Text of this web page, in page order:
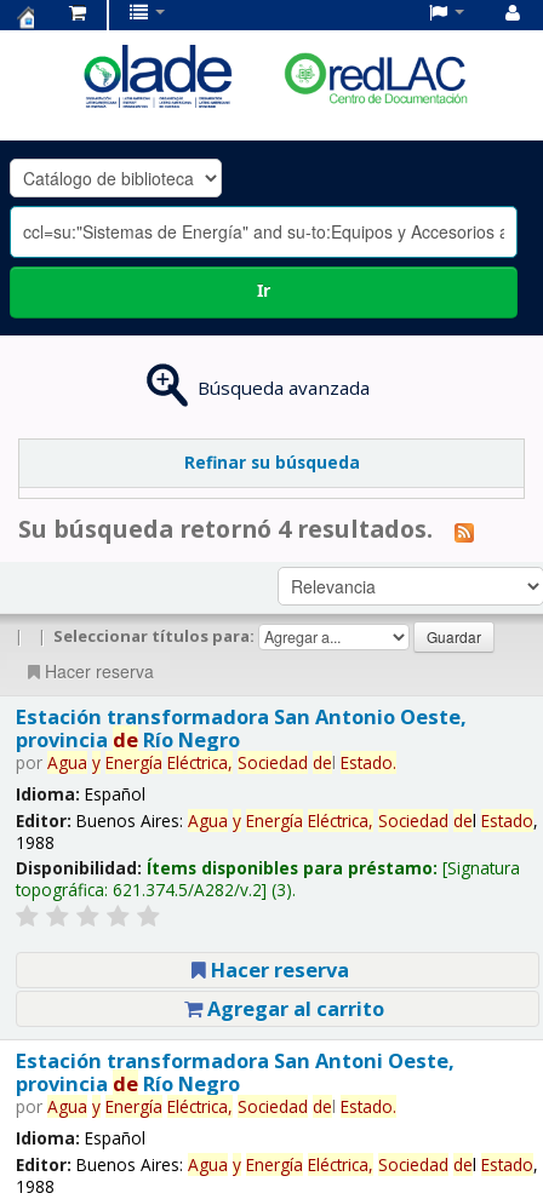
OLADE
-
Ir
Búsqueda avanzada
Refinar su búsqueda
Su búsqueda retornó 4 resultados.
| | Seleccionar títulos para:
Hacer reserva
Estación transformadora San Antonio Oeste,
provincia deRío Negro
por Agua y Energía Eléctrica, Sociedad del Estado.
Idioma: Español
Editor: Buenos Aires: Agua y Energía Eléctrica, Sociedad del Estado,
1988
Disponibilidad: Ítems disponibles para préstamo: Signatura
topográfica: 621.374.5/A282/v.2 (3).
Hacer reserva
Agregar al carrito
Estación transformadora San Antoni Oeste,
provincia deRío Negro
por Agua y Energía Eléctrica, Sociedad del Estado.
Idioma: Español
Editor: Buenos Aires: Agua y Energía Eléctrica, Sociedad del Estado,
1988